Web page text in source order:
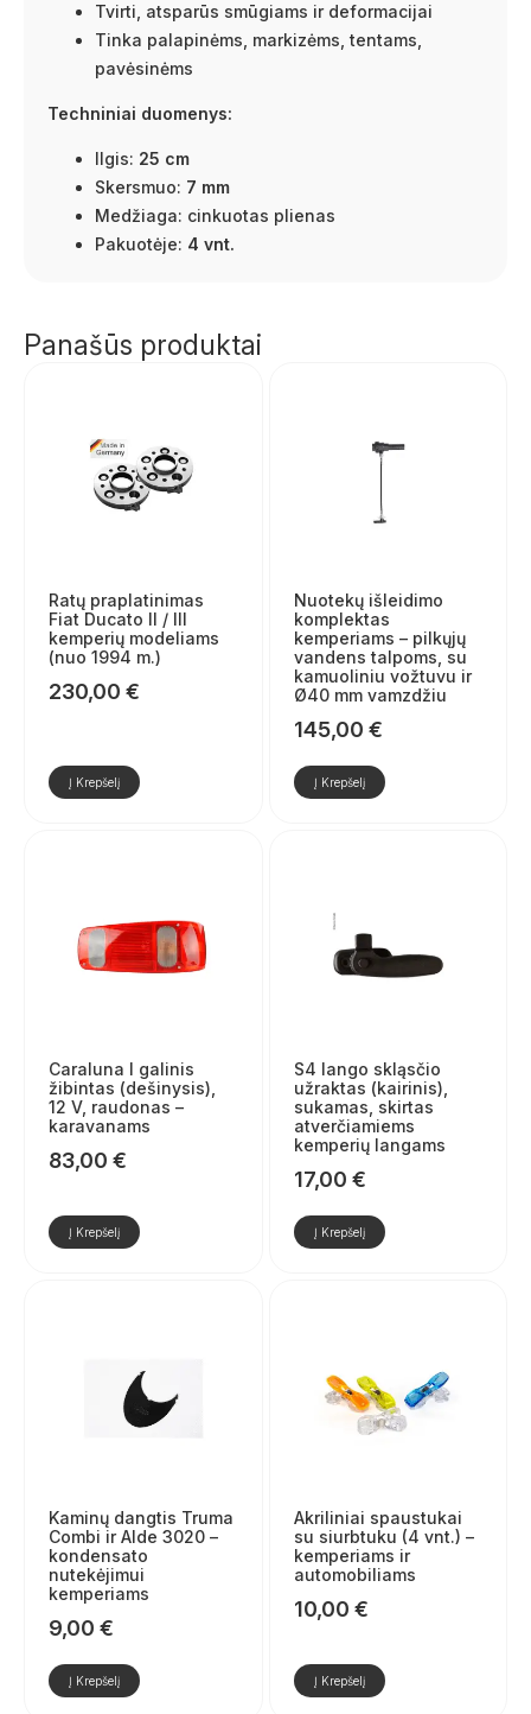
Tvirti, atsparūs smūgiams ir deformacijai
Tinka palapinėms, markizėms, tentams,
pavėsinėms
Techniniai duomenys:
Ilgis: 25 cm
Skersmuo: 7 mm
Medžiaga: cinkuotas plienas
Pakuotėje: 4 vnt.
Panašūs produktai
Ratų praplatinimas
Fiat Ducato II / III
kemperių modeliams
(nuo 1994 m.)
230,00 €
Į Krepšelį
Nuotekų išleidimo
komplektas
kemperiams – pilkųjų
vandens talpoms, su
kamuoliniu vožtuvu ir
Ø40 mm vamzdžiu
145,00 €
Į Krepšelį
Caraluna I galinis
žibintas (dešinysis),
12 V, raudonas –
karavanams
83,00 €
Į Krepšelį
S4 lango skląsčio
užraktas (kairinis),
sukamas, skirtas
atverčiamiems
kemperių langams
17,00 €
Į Krepšelį
Kaminų dangtis Truma
Combi ir Alde 3020 –
kondensato
nutekėjimui
kemperiams
9,00 €
Į Krepšelį
Akriliniai spaustukai
su siurbtuku (4 vnt.) –
kemperiams ir
automobiliams
10,00 €
Į Krepšelį